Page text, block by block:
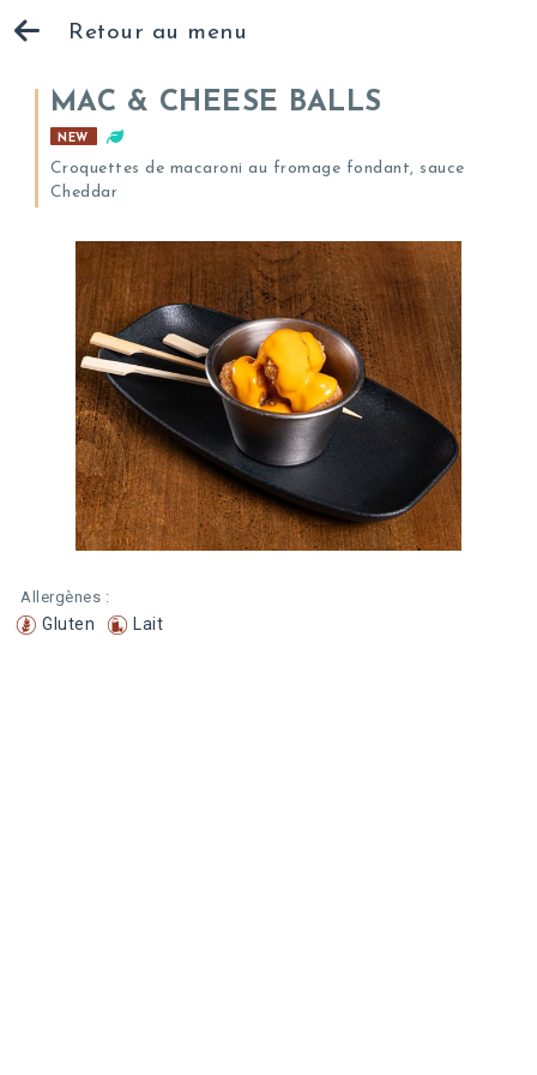
Retour au menu
MAC & CHEESE BALLS
NEW
Croquettes de macaroni au fromage fondant, sauce
Cheddar
Allergènes :
Gluten Lait